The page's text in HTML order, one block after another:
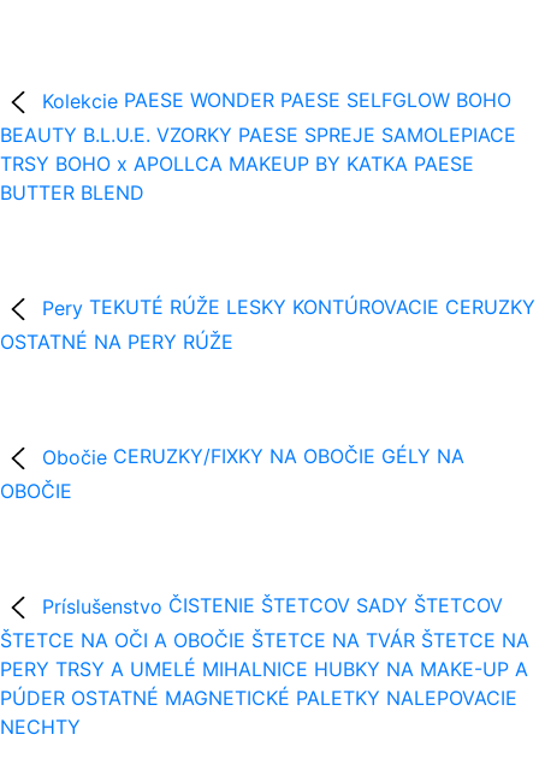
Kolekcie PAESE WONDER PAESE SELFGLOW BOHO
BEAUTY B.L.U.E. VZORKY PAESE SPREJE SAMOLEPIACE
TRSY BOHO x APOLLCA MAKEUP BY KATKA PAESE
BUTTER BLEND
Pery TEKUTÉ RÚŽE LESKY KONTÚROVACIE CERUZKY
OSTATNÉ NA PERY RÚŽE
Obočie CERUZKY/FIXKY NA OBOČIE GÉLY NA
OBOČIE
Príslušenstvo ČISTENIE ŠTETCOV SADY ŠTETCOV
ŠTETCE NA OČI A OBOČIE ŠTETCE NA TVÁR ŠTETCE NA
PERY TRSY A UMELÉ MIHALNICE HUBKY NA MAKE-UP A
PÚDER OSTATNÉ MAGNETICKÉ PALETKY NALEPOVACIE
NECHTY